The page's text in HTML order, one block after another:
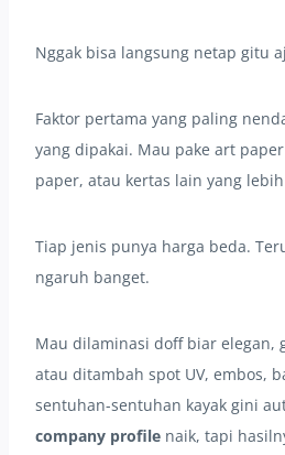
Nggak bisa langsung netap gitu
Faktor pertama yang paling
yang dipakai. Mau pake art
paper, atau kertas lain yang
Tiap jenis punya harga beda.
ngaruh banget.
Mau dilaminasi doff biar elegan,
atau ditambah spot UV, embos,
sentuhan-sentuhan kayak gini
company profile naik, tapi